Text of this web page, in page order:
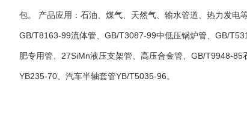
包。 产品应用：石油、煤气、天然气、输水管道、热力发电
GB/T8163-99流体管、GB/T3087-99中低压锅炉管、GB/
肥专用管、27SiMn液压支架管、高压合金管、GB/T9948-
YB235-70、汽车半轴套管YB/T5035-96。